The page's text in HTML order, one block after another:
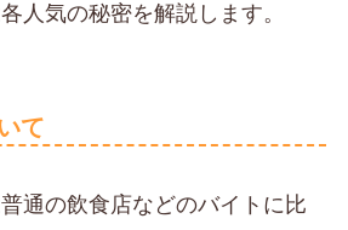
人気の秘密を解説します。
て
通の飲食店などのバイトに比